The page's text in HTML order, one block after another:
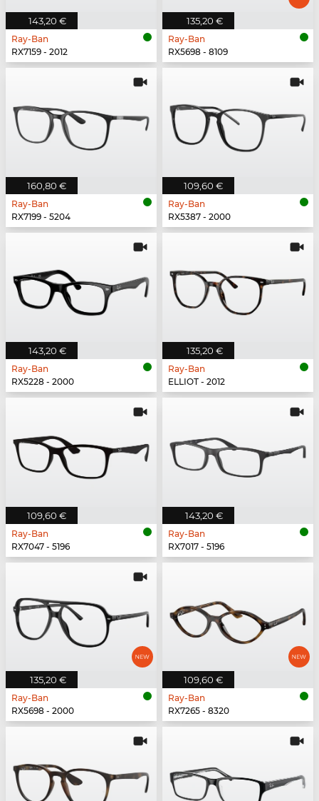
143,20 €
Ray-Ban
RX7159 - 2012
135,20 €
Ray-Ban
RX5698 - 8109
160,80 €
Ray-Ban
RX7199 - 5204
109,60 €
Ray-Ban
RX5387 - 2000
143,20 €
Ray-Ban
RX5228 - 2000
135,20 €
Ray-Ban
ELLIOT - 2012
109,60 €
Ray-Ban
RX7047 - 5196
143,20 €
Ray-Ban
RX7017 - 5196
135,20 €
Ray-Ban
RX5698 - 2000
109,60 €
Ray-Ban
RX7265 - 8320